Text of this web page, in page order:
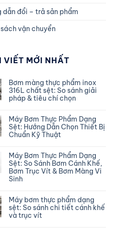
dẫn đổi – trả sản phẩm
vận chuyển
VIẾT MỚI NHẤT
Bơm màng thực phẩm inox
316L chất sệt: So sánh giải
pháp & tiêu chí chọn
Máy Bơm Thực Phẩm Dạng
Sệt: Hướng Dẫn Chọn Thiết Bị
Chuẩn Kỹ Thuật
Máy Bơm Thực Phẩm Dạng
Sệt: So Sánh Bơm Cánh Khế,
Bơm Trục Vít & Bơm Màng Vi
Sinh
Máy bơm thực phẩm dạng
sệt: So sánh chi tiết cánh khế
và trục vít